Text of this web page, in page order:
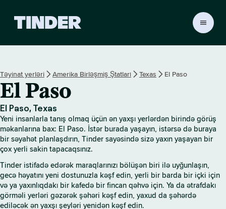
r
e
Təyinat yerləri Amerika Birləşmiş Ştatları Texas El Paso
El Paso
El Paso, Texas
Yeni insanlarla tanış olmaq üçün ən yaxşı yerlərdən birində görüş
məkanlarına bax: El Paso. İstər burada yaşayın, istərsə də buraya
bir səyahət planlaşdırın, Tinder sayəsində sizə yaxın yaşayan bir
çox yerli sakin tapacaqsınız.
Tinder istifadə edərək maraqlarınızı bölüşən biri ilə uyğunlaşın,
gecə həyatını yeni dostunuzla kəşf edin, yerli bir barda bir içki için
və ya yaxınlıqdakı bir kafedə bir fincan qəhvə için. Ya da ətrafdakı
görməli yerləri gəzərək şəhəri kəşf edin, yaxud da şəhərdə
ediləcək ən yaxşı şeyləri yenidən kəşf edin.